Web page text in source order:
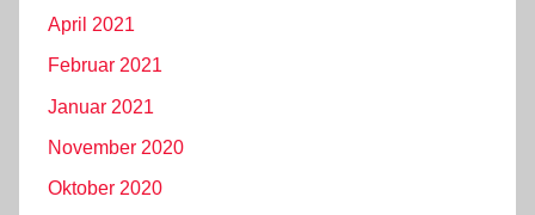
April 2021
Februar 2021
Januar 2021
November 2020
Oktober 2020